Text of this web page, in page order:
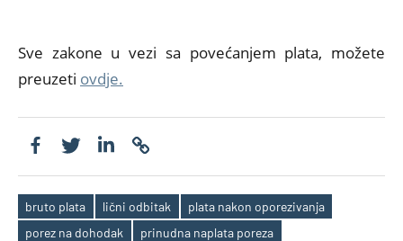
Sve zakone u vezi sa povećanjem plata, možete
preuzeti ovdje.
Tags
bruto plata lični odbitak
plata nakon oporezivanja
porez na dohodak
prinudna naplata poreza